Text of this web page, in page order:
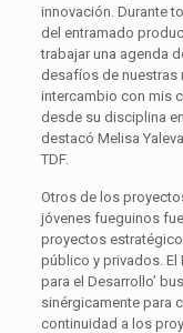
innovación. Durante
del entramado
trabajar una agenda
desafíos de nuestras
intercambio con mis
desde su disciplina
destacó Melisa
TDF.
Otros de los
jóvenes fueguinos
proyectos
público y privados. El
para el Desarrollo’
sinérgicamente para
continuidad a los